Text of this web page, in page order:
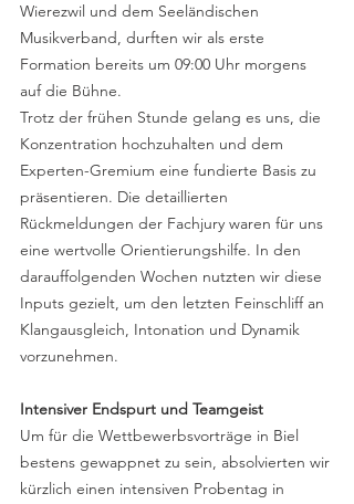
Wierezwil und dem Seeländischen
Musikverband, durften wir als erste
Formation bereits um 09:00 Uhr morgens
auf die Bühne.
Trotz der frühen Stunde gelang es uns, die
Konzentration hochzuhalten und dem
Experten-Gremium eine fundierte Basis zu
präsentieren. Die detaillierten
Rückmeldungen der Fachjury waren für uns
eine wertvolle Orientierungshilfe. In den
darauffolgenden Wochen nutzten wir diese
Inputs gezielt, um den letzten Feinschliff an
Klangausgleich, Intonation und Dynamik
vorzunehmen.
Intensiver Endspurt und Teamgeist
Um für die Wettbewerbsvorträge in Biel
bestens gewappnet zu sein, absolvierten wir
kürzlich einen intensiven Probentag in